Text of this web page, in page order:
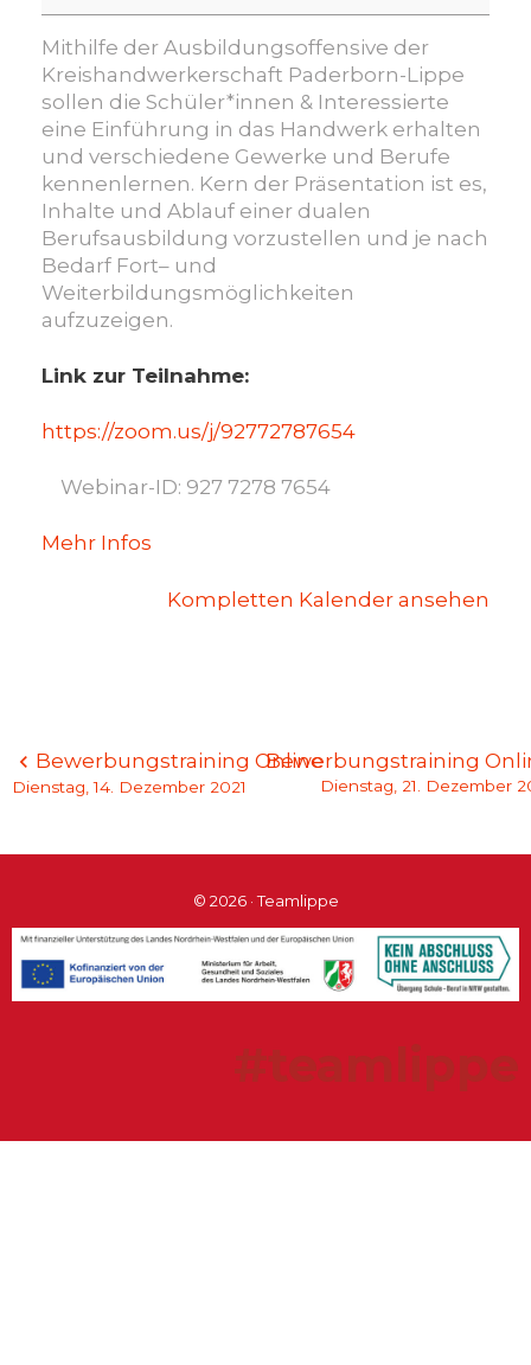
deine
Karriere
im
Handwerk!
Mithilfe der Ausbildungsoffensive der
Kreishandwerkerschaft Paderborn-Lippe
sollen die Schüler*innen & Interessierte
eine Einführung in das Handwerk erhalten
und verschiedene Gewerke und Berufe
kennenlernen. Kern der Präsentation ist es,
Inhalte und Ablauf einer dualen
Berufsausbildung vorzustellen und je nach
Bedarf Fort– und
Weiterbildungsmöglichkeiten
aufzuzeigen.
Link zur Teilnahme:
https://zoom.us/j/92772787654
Webinar-ID: 927 7278 7654
Mehr Infos
Kompletten Kalender ansehen
Beitragsnavigation
Bewerbungstraining Online
Dienstag, 14. Dezember 2021
Bewerbungstraining
Dienstag, 21. Dezember
© 2026 · Teamlippe
#teamlippe